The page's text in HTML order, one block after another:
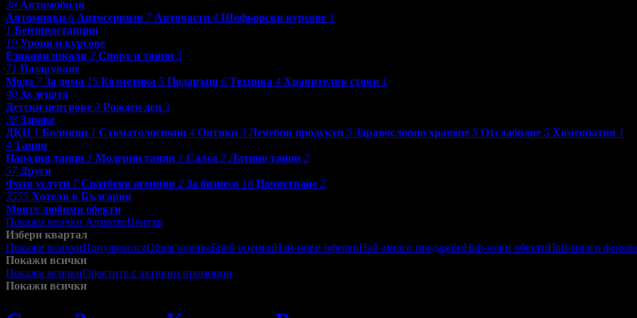
38 Автомобили
Автомивки 6 Автосервизи 7 Авточасти 4 Шофьорски курсове 1
1 Бензиностанции
19 Уроци и курсове
Езикови школи 2 Спорт и танци 3
71 Пазаруване
Мода 7 За дома 15 Козметика 5 Подаръци 6 Техника 4 Хранителни стоки 1
40 За децата
Детски центрове 3 Рожден ден 3
38 Здраве
ДКЦ 1 Болници 1 Стоматологични 4 Оптики 3 Лечебни продукти 5 Здравословно хранене 5 Отслабване 5 Хомеопатия 1
4 Танци
Народни танци 1 Модерни танци 1 Салса 2 Латино танци 2
57 Други
Фото услуги 7 Сватбени агенции 2 За бизнеса 18 Почистване 2
3555 Хотели в България
Моите любими обекти
Покажи всички АязмотоЦентър
Избери квартал
Покажи всичкиПопулярностОбща оценкаБрой оценкиНай-нови офертиНай-много продажбиНай-нови обектиНай-много
Покажи всички
Покажи всичкиОбектите с активни промоции
Покажи всички